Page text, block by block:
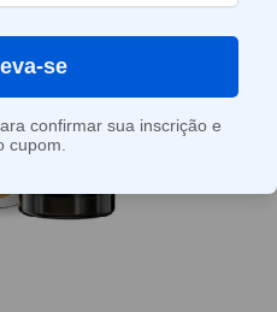
se
confirmar sua inscrição e
cupom.